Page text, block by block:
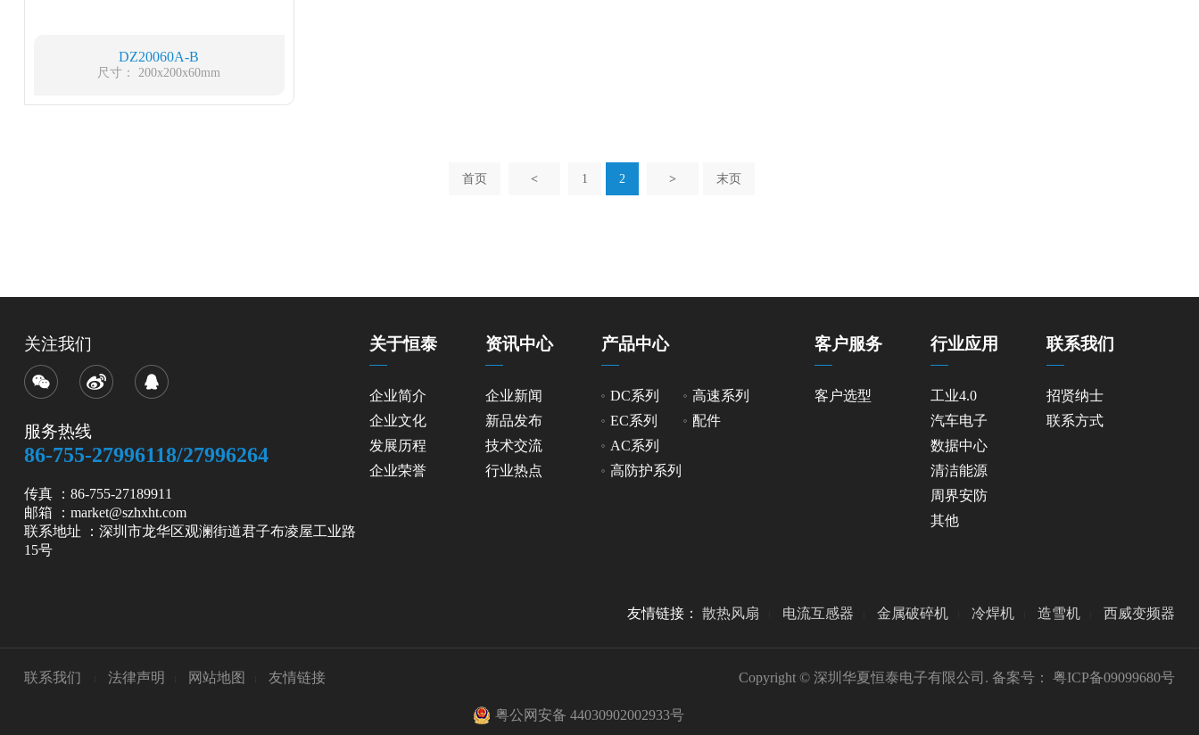
DZ20060A-B
尺寸： 200x200x60mm
首页 < 1 2 > 末页
关于恒泰
企业简介
企业文化
发展历程
企业荣誉
资讯中心
企业新闻
新品发布
技术交流
行业热点
产品中心
DC系列
EC系列
AC系列
高防护系列
高速系列
配件
客户服务
客户选型
行业应用
工业4.0
汽车电子
数据中心
清洁能源
周界安防
其他
联系我们
招贤纳士
联系方式
友情链接： 散热风扇 电流互感器 金属破碎机 冷焊机 造雪机 西威变频器
关注我们
服务热线
86-755-27996118/27996264
传真 ：86-755-27189911
邮箱 ：market@szhxht.com
联系地址 ：深圳市龙华区观澜街道君子布凌屋工业路
15号
联系我们 法律声明 网站地图 友情链接 Copyright © 深圳华夏恒泰电子有限公司. 备案号：粤ICP备09099680号
粤公网安备 44030902002933号